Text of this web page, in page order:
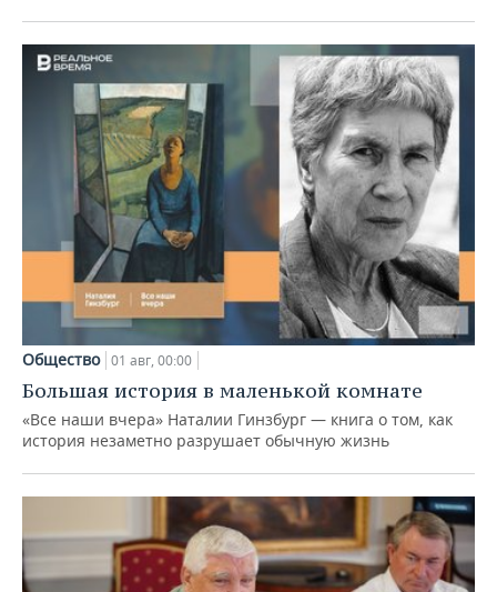
Общество 01 авг, 00:00
Большая история в маленькой комнате
«Все наши вчера» Наталии Гинзбург — книга о том, как
история незаметно разрушает обычную жизнь